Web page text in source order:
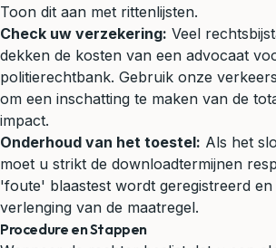
Toon dit aan met rittenlijsten.
Check uw verzekering: Veel
dekken de kosten van een advocaat
politierechtbank. Gebruik onze
om een inschatting te maken van de
impact.
Onderhoud van het toestel: Als het
moet u strikt de downloadtermijnen
'foute' blaastest wordt geregistreerd
verlenging van de maatregel.
Procedure en Stappen